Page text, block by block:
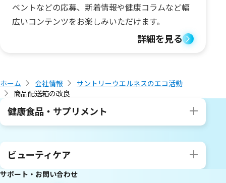
ベントなどの応募、新着情報や健康コラムなど幅
広いコンテンツをお楽しみいただけます。
詳細を見る
ホーム 会社情報
サントリーウエルネスのエコ活動
商品配送箱の改良
健康食品・サプリメント
ビューティケア
サポート・お問い合わせ